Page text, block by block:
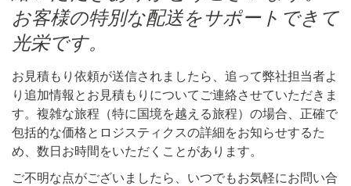
お客様の特別な配送をサポートできて
光栄です。
お見積もり依頼が送信されましたら、追って弊社担当者よ
り追加情報とお見積もりについてご連絡させていただきま
す。複雑な旅程（特に国境を越える旅程）の場合、正確で
包括的な価格とロジスティクスの詳細をお知らせするた
め、数日お時間をいただくことがあります。
ご不明な点がございましたら、いつでもお気軽にお問い合